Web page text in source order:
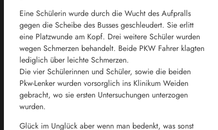
Eine Schülerin wurde durch die Wucht des Aufpralls
gegen die Scheibe des Busses geschleudert. Sie erlitt
eine Platzwunde am Kopf. Drei weitere Schüler wurden
wegen Schmerzen behandelt. Beide PKW Fahrer klagten
lediglich über leichte Schmerzen.
Die vier Schülerinnen und Schüler, sowie die beiden
Pkw-Lenker wurden vorsorglich ins Klinikum Weiden
gebracht, wo sie ersten Untersuchungen unterzogen
wurden.
Glück im Unglück aber wenn man bedenkt, was sonst